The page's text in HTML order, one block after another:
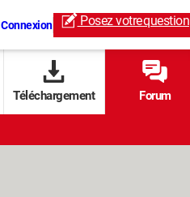
Connexion Posez votrequestion
Téléchargement Forum